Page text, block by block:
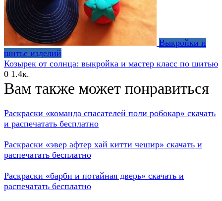
Выкройки и
шитье изделий
Козырек от солнца: выкройка и мастер класс по шитью
0 1.4к.
Вам также может понравиться
Раскраски «команда спасателей поли робокар» скачать
и распечатать бесплатно
Раскраски «эвер афтер хай китти чешир» скачать и
распечатать бесплатно
Раскраски «барби и потайная дверь» скачать и
распечатать бесплатно